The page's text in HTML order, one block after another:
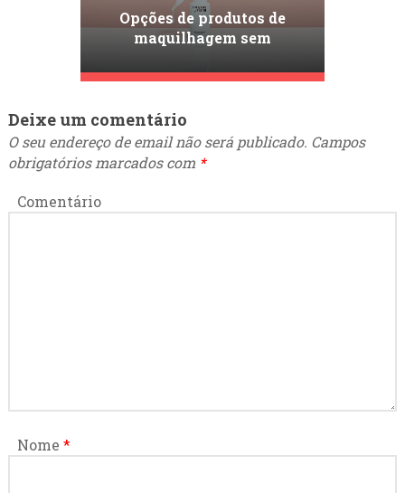
Opções de produtos de
maquilhagem sem
direção à beleza
Deixe um comentário
O seu endereço de email não será publicado. Campos
obrigatórios marcados com *
Comentário
Nome *